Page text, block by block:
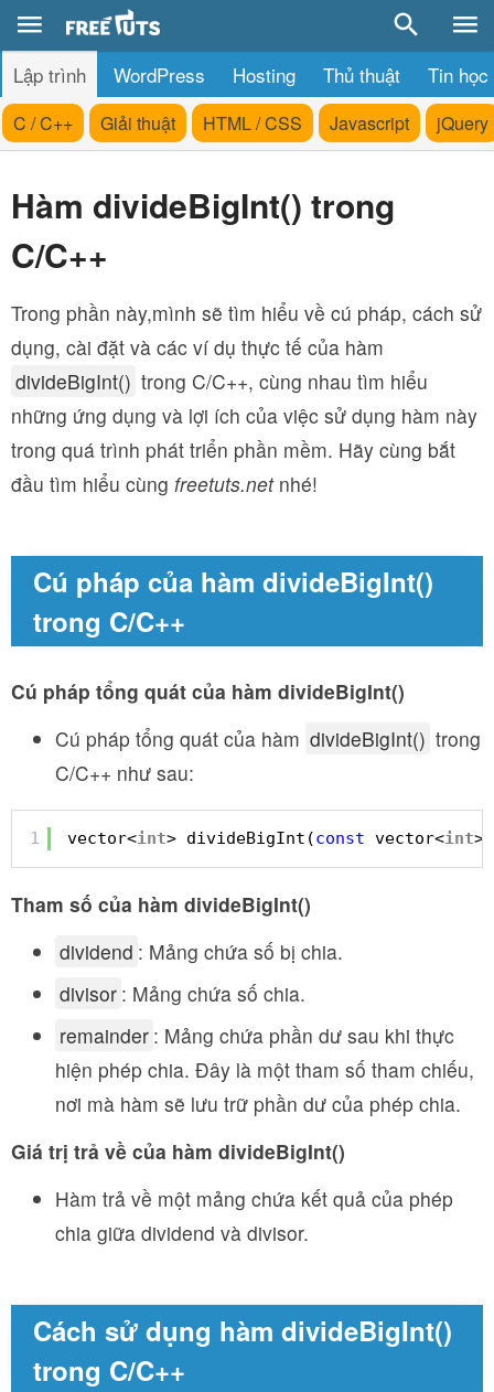
Lập trình WordPress Hosting Thủ thuật Tin học
C / C++ Giải thuật HTML / CSS Javascript jQuery
Hàm divideBigInt() trong
C/C++
Trong phần này,mình sẽ tìm hiểu về cú pháp, cách sử
dụng, cài đặt và các ví dụ thực tế của hàm
divideBigInt() trong C/C++, cùng nhau tìm hiểu
những ứng dụng và lợi ích của việc sử dụng hàm này
trong quá trình phát triển phần mềm. Hãy cùng bắt
đầu tìm hiểu cùng freetuts.netnhé!
Cú pháp của hàm divideBigInt()
trong C/C++
Cú pháp tổng quát của hàm divideBigInt()
Cú pháp tổng quát của hàm divideBigInt() trong
C/C++ như sau:
1 vector<int> divideBigInt(const vector<int
Tham số của hàm divideBigInt()
dividend : Mảng chứa số bị chia.
divisor : Mảng chứa số chia.
remainder : Mảng chứa phần dư sau khi thực
hiện phép chia. Đây là một tham số tham chiếu,
nơi mà hàm sẽ lưu trữ phần dư của phép chia.
Giá trị trả về của hàm divideBigInt()
Hàm trả về một mảng chứa kết quả của phép
chia giữa dividend và divisor.
Cách sử dụng hàm divideBigInt()
trong C/C++